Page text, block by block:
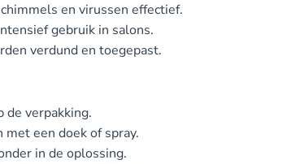
en virussen effectief.
gebruik in salons.
verdund en toegepast.
de verpakking.
een doek of spray.
in de oplossing.